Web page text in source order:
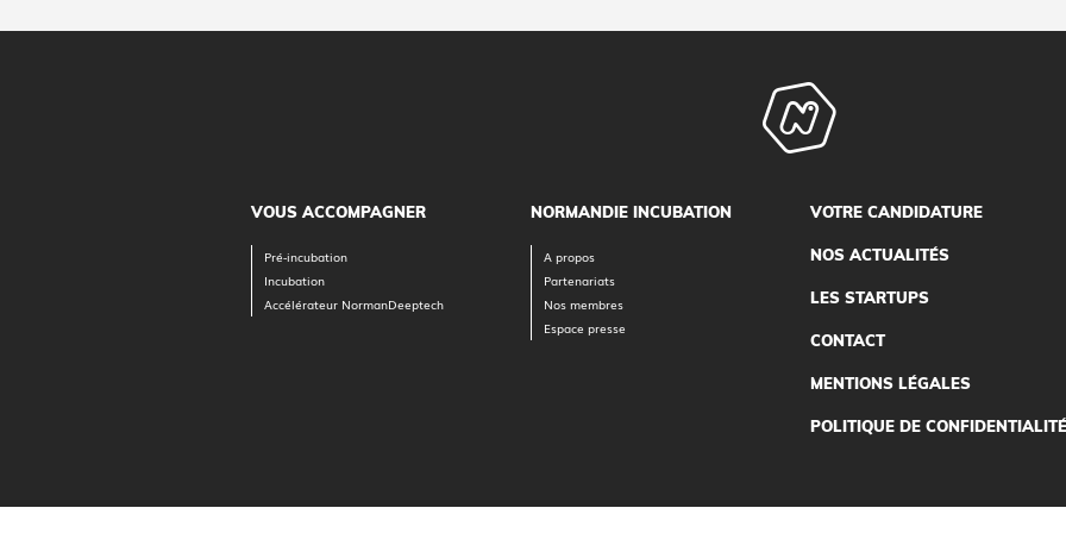
VOUS ACCOMPAGNER
Pré-incubation
Incubation
Accélérateur NormanDeeptech
NORMANDIE INCUBATION
A propos
Partenariats
Nos membres
Espace presse
VOTRE CANDIDATURE
NOS ACTUALITÉS
LES STARTUPS
CONTACT
MENTIONS LÉGALES
POLITIQUE DE